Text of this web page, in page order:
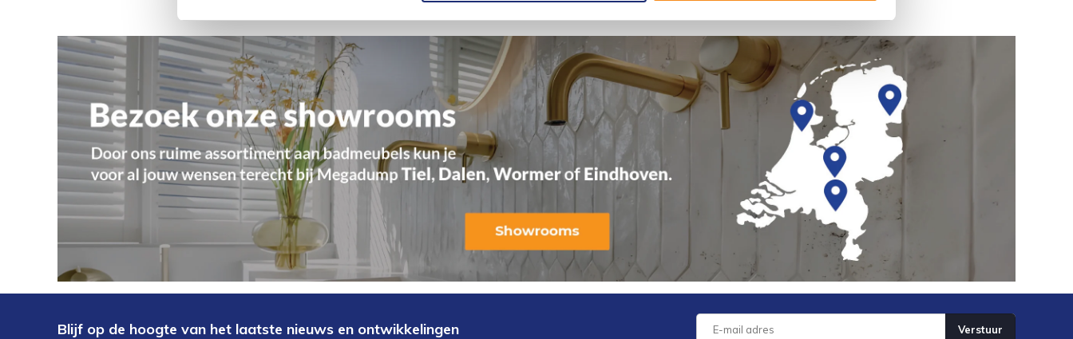
Blijf op de hoogte van het laatste nieuws en ontwikkelingen Verstuur